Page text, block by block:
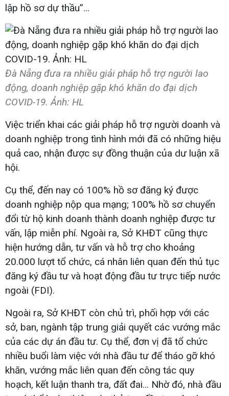
lập hồ sơ dự thầu”...
Đà Nẵng đưa ra nhiều giải pháp hỗ trợ người lao
động, doanh nghiệp gặp khó khăn do đại dịch
COVID-19. Ảnh: HL
Việc triển khai các giải pháp hỗ trợ người doanh và
doanh nghiệp trong tình hình mới đã có những hiệu
quả cao, nhận được sự đồng thuận của dư luận xã
hội.
Cụ thể, đến nay có 100% hồ sơ đăng ký được
doanh nghiệp nộp qua mạng; 100% hồ sơ chuyển
đổi từ hộ kinh doanh thành doanh nghiệp được tư
vấn, lập miễn phí. Ngoài ra, Sở KHĐT cũng thực
hiện hướng dẫn, tư vấn và hỗ trợ cho khoảng
20.000 lượt tổ chức, cá nhân liên quan đến thủ tục
đăng ký đầu tư và hoạt động đầu tư trực tiếp nước
ngoài (FDI).
Ngoài ra, Sở KHĐT còn chủ trì, phối hợp với các
sở, ban, ngành tập trung giải quyết các vướng mắc
của các dự án đầu tư. Cụ thể, đơn vị đã tổ chức
nhiều buổi làm việc với nhà đầu tư để tháo gỡ khó
khăn, vướng mắc liên quan đến công tác quy
hoạch, kết luận thanh tra, đất đai... Nhờ đó, nhà đầu